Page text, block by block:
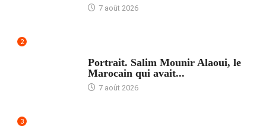
7 août 2026
2
Portrait. Salim Mounir Alaoui, le
Marocain qui avait...
7 août 2026
3